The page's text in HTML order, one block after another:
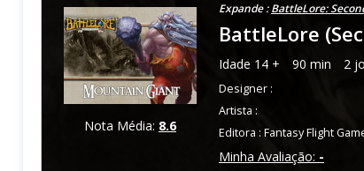
Nota Média: 8.6
Expande :BattleLore:
BattleLore
Idade 14 + 90 min 2
Designer :
Artista :
Editora : Fantasy Flight
Minha Avaliação: -